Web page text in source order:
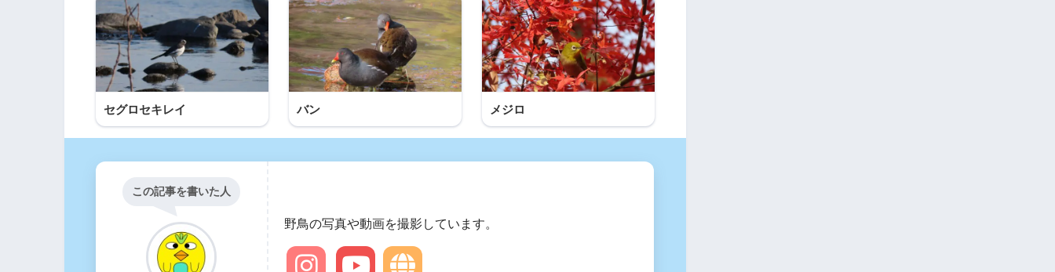
セグロセキレイ バン メジロ
この記事を書いた人
野鳥の写真や動画を撮影しています。